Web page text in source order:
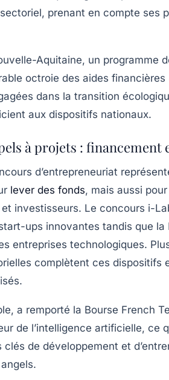
prenant en compte ses
Aquitaine, un programme
octroie des aides
dans la transition
aux dispositifs nationaux.
à projets : financement
d’entrepreneuriat
lever des fonds, mais aussi
investisseurs. Le concours i-
ups innovantes tandis que la
entreprises technologiques.
complètent ces dispositifs
a remporté la Bourse French
de l’intelligence artificielle, ce
de développement et